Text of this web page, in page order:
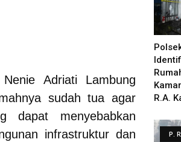
Adriati Lambung
sudah tua agar
dapat menyebabkan
infrastruktur dan
R.A.
P.